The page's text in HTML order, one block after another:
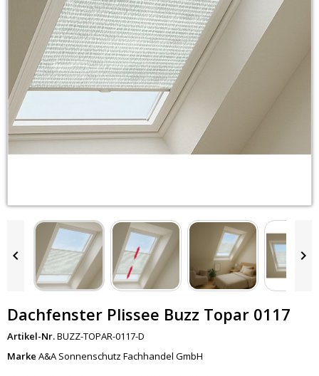
 
Dachfenster Plissee Buzz Topar 0117
Artikel-Nr.BUZZ-TOPAR-0117-D
Marke A&A Sonnenschutz Fachhandel GmbH